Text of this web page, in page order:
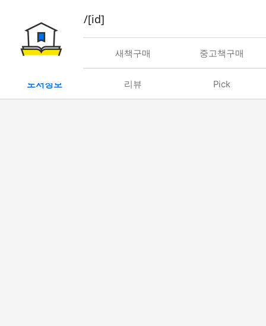
book/rent/[id]
대여 새책구매 중고책구매
도서정보 리뷰 Pick